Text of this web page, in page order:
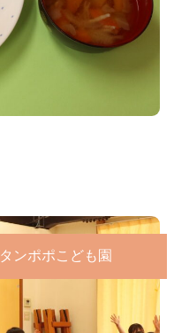
タンポポこども園